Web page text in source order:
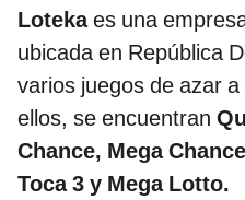
Lotekaes una
ubicada en República
varios juegos de azar
ellos, se encuentran
Chance, Mega
Toca 3 y Mega Lotto.